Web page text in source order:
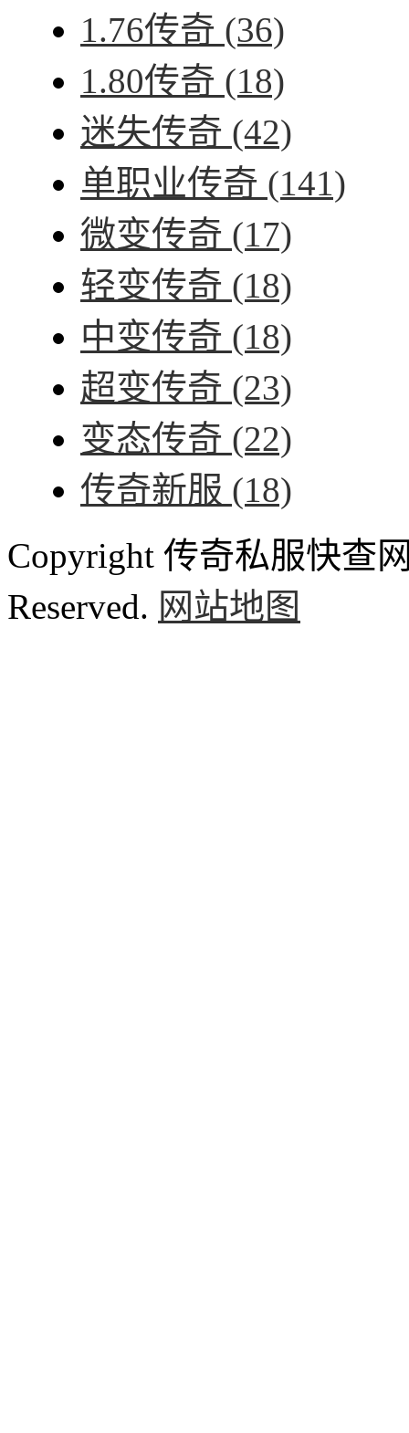
1.76传奇 (36)
1.80传奇 (18)
迷失传奇 (42)
单职业传奇 (141)
微变传奇 (17)
轻变传奇 (18)
中变传奇 (18)
超变传奇 (23)
变态传奇 (22)
传奇新服 (18)
Copyright 传奇私服快查
Reserved. 网站地图